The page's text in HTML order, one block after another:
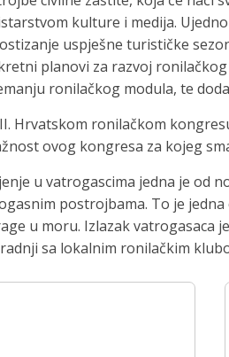
kulture i medija.
uspješne turističke
planovi za razvoj
ronilačkog modula, te
Hrvatskom ronilačkom
ovog kongresa za kojeg
u vatrogascima jedna je od
postrojbama. To je
u moru. Izlazak vatrogasaca
sa lokalnim ronilačkim